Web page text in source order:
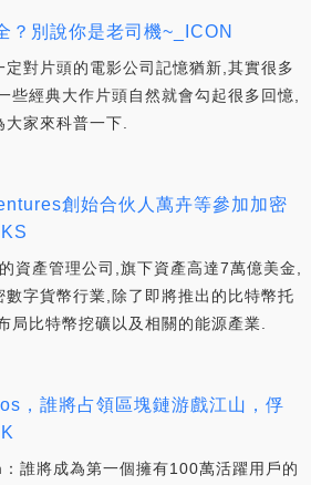
？別說你是老司機~_ICON
對片頭的電影公司記憶猶新,其實很多
些經典大作片頭自然就會勾起很多回憶,
家來科普一下.
創始合伙人萬卉等參加加密
資產管理公司,旗下資產高達7萬億美金,
字貨幣行業,除了即將推出的比特幣托
局比特幣挖礦以及相關的能源產業.
，誰將占領區塊鏈游戲江山，俘
誰將成為第一個擁有100萬活躍用戶的